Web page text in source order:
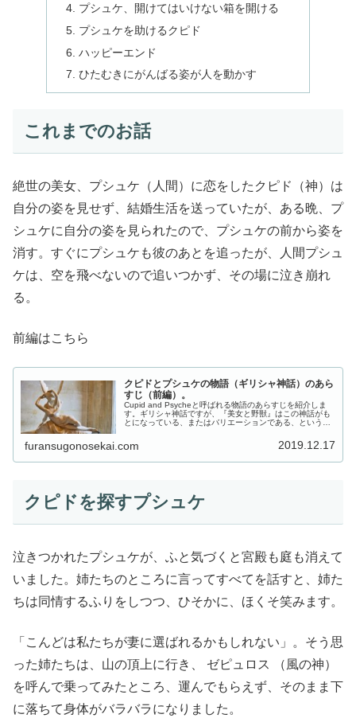
プシュケ、開けてはいけない箱を開ける
プシュケを助けるクピド
ハッピーエンド
ひたむきにがんばる姿が人を動かす
これまでのお話
絶世の美女、プシュケ（人間）に恋をしたクピド（神）は
自分の姿を見せず、結婚生活を送っていたが、ある晩、プ
シュケに自分の姿を見られたので、プシュケの前から姿を
消す。すぐにプシュケも彼のあとを追ったが、人間プシュ
ケは、空を飛べないので追いつかず、その場に泣き崩れ
る。
前編はこちら
クピドとプシュケの物語（ギリシャ神話）のあら
すじ（前編）。
Cupid and Psycheと呼ばれる物語のあらすじを紹介しま
す。ギリシャ神話ですが、『美女と野獣』はこの神話がも
とになっている、またはバリエーションである、という説
furansugonosekai.com 2019.12.17
クピドを探すプシュケ
泣きつかれたプシュケが、ふと気づくと宮殿も庭も消えて
いました。姉たちのところに言ってすべてを話すと、姉た
ちは同情するふりをしつつ、ひそかに、ほくそ笑みます。
「こんどは私たちが妻に選ばれるかもしれない」。そう思
った姉たちは、山の頂上に行き、 ゼピュロス （風の神）
を呼んで乗ってみたところ、運んでもらえず、そのまま下
に落ちて身体がバラバラになりました。